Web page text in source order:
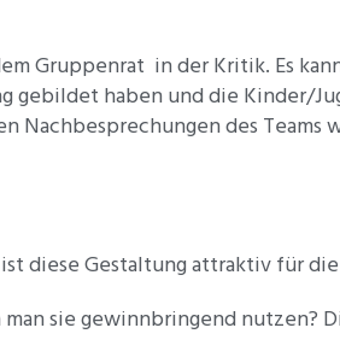
Gruppenrat in der Kritik. Es
gebildet haben und die Kinder/
des Teams
diese Gestaltung attraktiv für
sie gewinnbringend nutzen?